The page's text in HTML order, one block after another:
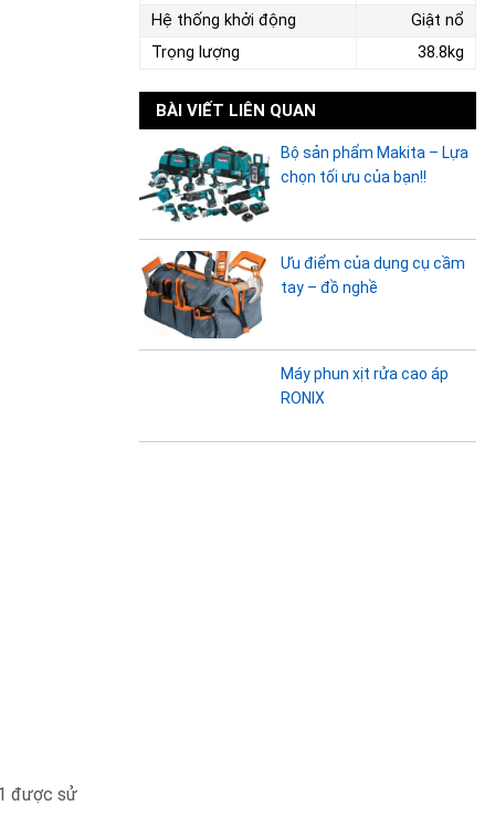
được sử
Hệ thống khởi động
Giật nổ
Trọng lượng
38.8kg
BÀI VIẾT LIÊN QUAN
Bộ sản phẩm Makita – Lựa
chọn tối ưu của bạn!!
Ưu điểm của dụng cụ cầm
tay – đồ nghề
Máy phun xịt rửa cao áp
RONIX